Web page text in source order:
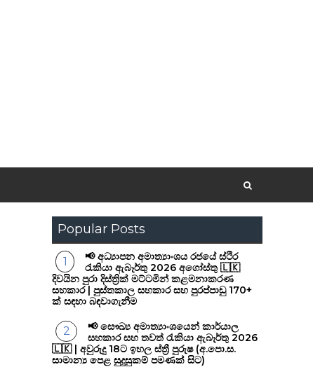
Popular Posts
📢 අධ්‍යාපන අමාත්‍යාංශය රජයේ ස්ථිර
රැකියා ඇබෑර්තු 2026 අගෝස්තු 🇱🇰
දිවයින පුරා දිස්ත්‍රික් මට්ටමින් කළමනාකරණ
සහකාර | පුස්තකාල සහකාර සහ පුරප්පාඩු 170+
ක් සඳහා බඳවාගැනීම
📢 සෞඛ්‍ය අමාත්‍යාංශයෙන් කාර්යාල
සහකාර සහ තවත් රැකියා ඇබෑර්තු 2026
🇱🇰 | අවුරුදු 18ට ඉහල ස්ත්‍රී පුරුෂ (අ.පො.ස.
සාමාන්‍ය පෙළ සුදුසුකම් පමණක් සිට)